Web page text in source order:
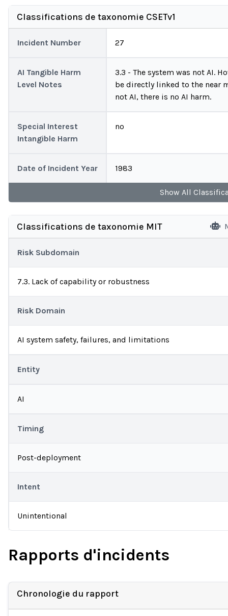
Classifications de taxonomie CSETv1
Incident Number 27
AI Tangible Harm
Level Notes
3.3 - The system was not AI.
be directly linked to the near
not AI, there is no AI harm.
Special Interest
Intangible Harm
no
Date of Incident Year 1983
Show All
Classifications de taxonomie MIT
Risk Subdomain
7.3. Lack of capability or robustness
Risk Domain
AI system safety, failures, and limitations
Entity
AI
Timing
Post-deployment
Intent
Unintentional
Rapports d'incidents
Chronologie du rapport